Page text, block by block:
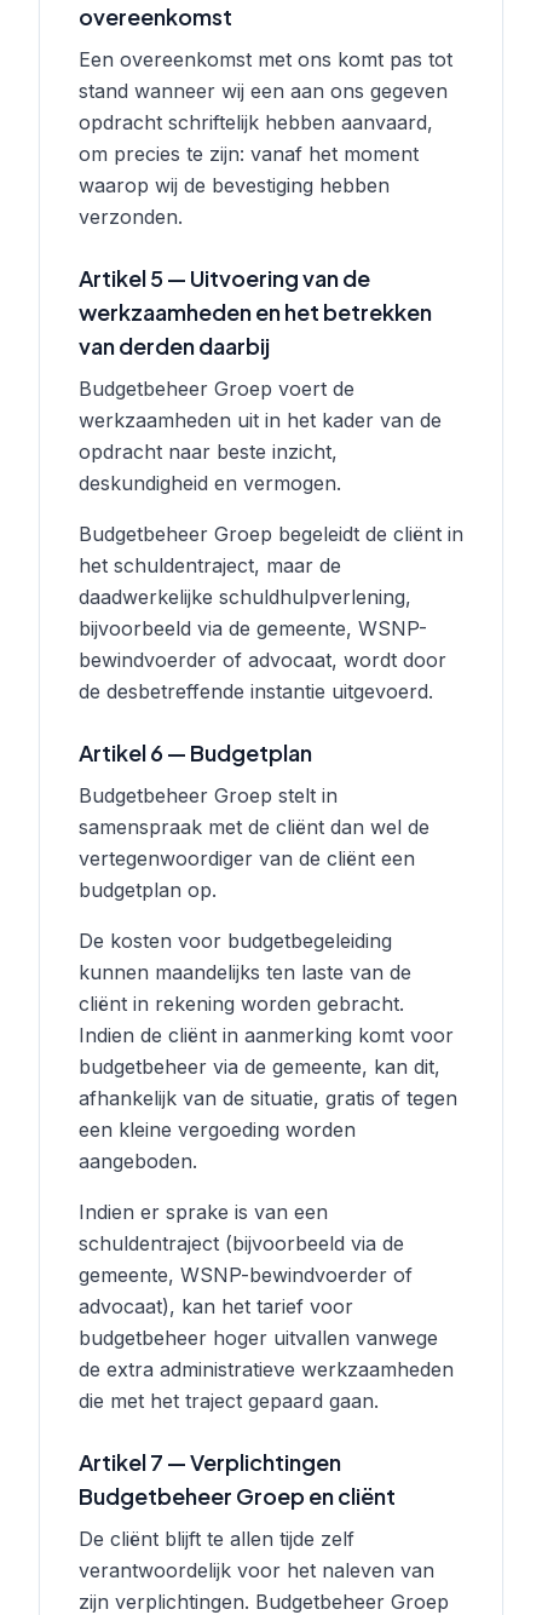
overeenkomst
Een overeenkomst met ons komt pas tot
stand wanneer wij een aan ons gegeven
opdracht schriftelijk hebben aanvaard,
om precies te zijn: vanaf het moment
waarop wij de bevestiging hebben
verzonden.
Artikel 5 — Uitvoering van de
werkzaamheden en het betrekken
van derden daarbij
Budgetbeheer Groep voert de
werkzaamheden uit in het kader van de
opdracht naar beste inzicht,
deskundigheid en vermogen.
Budgetbeheer Groep begeleidt de cliënt in
het schuldentraject, maar de
daadwerkelijke schuldhulpverlening,
bijvoorbeeld via de gemeente, WSNP-
bewindvoerder of advocaat, wordt door
de desbetreffende instantie uitgevoerd.
Artikel 6 — Budgetplan
Budgetbeheer Groep stelt in
samenspraak met de cliënt dan wel de
vertegenwoordiger van de cliënt een
budgetplan op.
De kosten voor budgetbegeleiding
kunnen maandelijks ten laste van de
cliënt in rekening worden gebracht.
Indien de cliënt in aanmerking komt voor
budgetbeheer via de gemeente, kan dit,
afhankelijk van de situatie, gratis of tegen
een kleine vergoeding worden
aangeboden.
Indien er sprake is van een
schuldentraject (bijvoorbeeld via de
gemeente, WSNP-bewindvoerder of
advocaat), kan het tarief voor
budgetbeheer hoger uitvallen vanwege
de extra administratieve werkzaamheden
die met het traject gepaard gaan.
Artikel 7 — Verplichtingen
Budgetbeheer Groep en cliënt
De cliënt blijft te allen tijde zelf
verantwoordelijk voor het naleven van
zijn verplichtingen. Budgetbeheer Groep